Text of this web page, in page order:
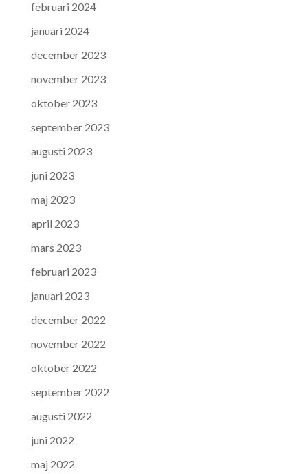
februari 2024
januari 2024
december 2023
november 2023
oktober 2023
september 2023
augusti 2023
juni 2023
maj 2023
april 2023
mars 2023
februari 2023
januari 2023
december 2022
november 2022
oktober 2022
september 2022
augusti 2022
juni 2022
maj 2022